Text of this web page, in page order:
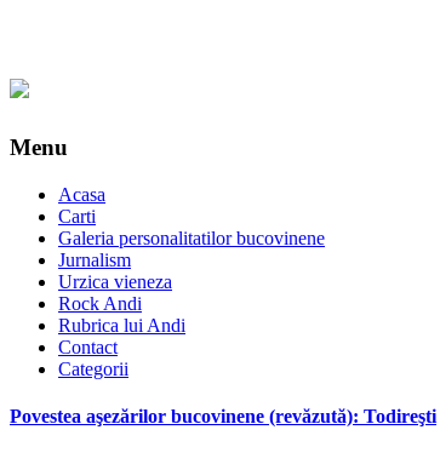
Menu
Acasa
Carti
Galeria personalitatilor bucovinene
Jurnalism
Urzica vieneza
Rock Andi
Rubrica lui Andi
Contact
Categorii
Povestea aşezărilor bucovinene (revăzută): Todireşti